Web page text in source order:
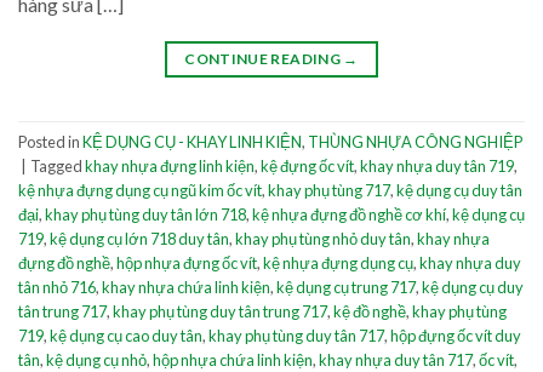
CONTINUE READING →
Posted inKỆ DỤNG CỤ - KHAY LINH KIỆN, THÙNG NHỰA CÔNG NGHIỆP
Taggedkhay nhựa đựng linh kiện,kệ đựng ốc vít,khay nhựa duy tân 719,
kệ nhựa đựng dụng cụ ngũ kim ốc vít,khay phụ tùng 717,kệ dụng cụ duy tân
đại,khay phụ tùng duy tân lớn 718,kệ nhựa đựng đồ nghề cơ khí,kệ dụng cụ
719,kệ dụng cụ lớn 718 duy tân,khay phụ tùng nhỏ duy tân,khay nhựa
đựng đồ nghề,hộp nhựa đựng ốc vít,kệ nhựa đựng dụng cụ,khay nhựa duy
tân nhỏ 716,khay nhựa chứa linh kiện,kệ dụng cụ trung 717,kệ dụng cụ duy
tân trung 717,khay phụ tùng duy tân trung 717,kệ đồ nghề,khay phụ tùng
719,kệ dụng cụ cao duy tân,khay phụ tùng duy tân 717,hộp đựng ốc vít duy
tân,kệ dụng cụ nhỏ,hộp nhựa chứa linh kiện,khay nhựa duy tân 717,ốc vít,